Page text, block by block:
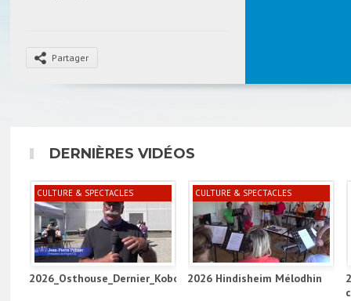
Partager
DERNIÈRES VIDÉOS
CULTURE & SPECTACLES
2026_Osthouse_Dernier_Kobold_Project_ill
CULTURE & SPECTACLES
2026 Hindisheim Mélodhin